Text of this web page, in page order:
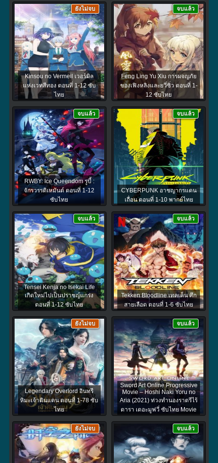
Kinsou no Vermeil เวอร์มิล
แห่งเวทสีทอง ตอนที่ 1-12 ซับ
ไทย
ยังไม่จบ
Feng Ling Yu Xiu การผจญภัย
ของเฟิงหลิงและยวี่ซิ่ว ตอนที่ 1-
12 ซับไทย
จบแล้ว
RWBY: Ice Queendom รูบี้ :
จักรวรรดิเหมันต์ ตอนที่ 1-12
ซับไทย
จบแล้ว
CYBERPUNK อาชญากรแดน
เถื่อน ตอนที่ 1-10 พากย์ไทย
จบแล้ว
Tensei Kenja no Isekai Life
เกิดใหม่ไปเป็นปราชญ์แกร่ง
ตอนที่ 1-12 ซับไทย
จบแล้ว
Tekken Bloodline เทคเค็น ศึก
สายเลือด ตอนที่ 1-6 ซับไทย
จบแล้ว
Legendary Overlord อินทรี
หิมะเจ้าดินแดน ตอนที่ 1-78 ซับ
ไทย
ยังไม่จบ
Sword Art Online Progressive
Movie – Hoshi Naki Yoru no
Aria (2021) ท่วงทำนองราตรีไร้
ดารา เดอะมูฟวี่ ซับไทย Movie
จบแล้ว
ยังไม่จบ จบแล้ว